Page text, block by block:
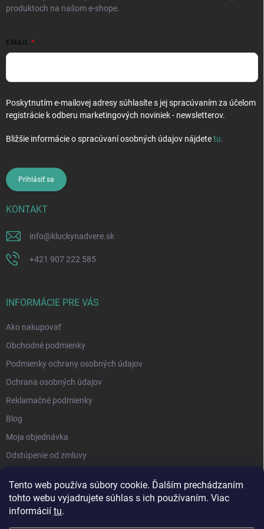
Tento web používa súbory cookie. Ďalším prechádzaním
tohto webu vyjadrujete súhlas s ich používaním. Viac
informácií tu.
produktoch na našom e-shope.
EMAIL
Poskytnutím e-mailovej adresy súhlasíte s jej spracúvaním za účelom
registrácie k odberu marketingových noviniek - newsletterov.
Bližšie informácie o spracúvaní osobných údajov nájdetetu.
Prihlásiť sa
KONTAKT
info@kluckynadvere.sk
+421 907 222 585
INFORMÁCIE PRE VÁS
Ako nakupovať
Obchodné podmienky
Podmienky ochrany osobných údajov
Ochrana osobných údajov
Reklamačné podmienky
Blog
Moja objednávka
Odstúpenie od zmluvy